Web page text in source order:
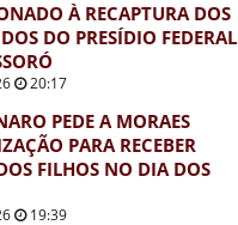
À RECAPTURA DOS
DO PRESÍDIO FEDERAL
20:17
PEDE A MORAES
PARA RECEBER
FILHOS NO DIA DOS
19:39